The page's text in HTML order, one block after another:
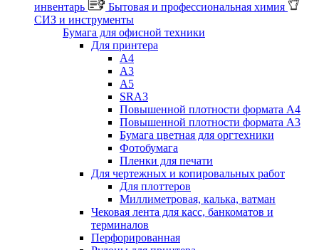
инвентарь
Бытовая и профессиональная химия
СИЗ и инструменты
Бумага для офисной техники
Для принтера
А4
А3
А5
SRA3
Повышенной плотности формата А4
Повышенной плотности формата А3
Бумага цветная для оргтехники
Фотобумага
Пленки для печати
Для чертежных и копировальных работ
Для плоттеров
Миллиметровая, калька, ватман
Чековая лента для касс, банкоматов и
терминалов
Перфорированная